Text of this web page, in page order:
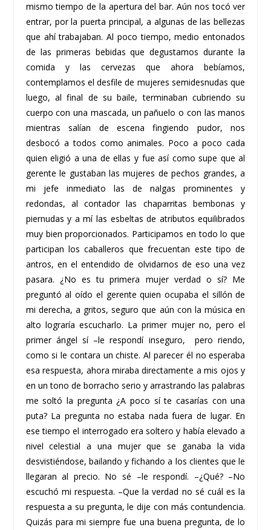
mismo tiempo de la apertura del bar. Aún nos tocó ver
entrar, por la puerta principal, a algunas de las bellezas
que ahí trabajaban. Al poco tiempo, medio entonados
de las primeras bebidas que degustamos durante la
comida y las cervezas que ahora bebíamos,
contemplamos el desfile de mujeres semidesnudas que
luego, al final de su baile, terminaban cubriendo su
cuerpo con una mascada, un pañuelo o con las manos
mientras salían de escena fingiendo pudor, nos
desbocó a todos como animales. Poco a poco cada
quien eligió a una de ellas y fue así como supe que al
gerente le gustaban las mujeres de pechos grandes, a
mi jefe inmediato las de nalgas prominentes y
redondas, al contador las chaparritas bembonas y
piernudas y a mí las esbeltas de atributos equilibrados
muy bien proporcionados. Participamos en todo lo que
participan los caballeros que frecuentan este tipo de
antros, en el entendido de olvidarnos de eso una vez
pasara. ¿No es tu primera mujer verdad o sí? Me
preguntó al oído el gerente quien ocupaba el sillón de
mi derecha, a gritos, seguro que aún con la música en
alto lograría escucharlo. La primer mujer no, pero el
primer ángel sí –le respondí inseguro, pero riendo,
como si le contara un chiste. Al parecer él no esperaba
esa respuesta, ahora miraba directamente a mis ojos y
en un tono de borracho serio y arrastrando las palabras
me soltó la pregunta ¿A poco sí te casarías con una
puta? La pregunta no estaba nada fuera de lugar. En
ese tiempo el interrogado era soltero y había elevado a
nivel celestial a una mujer que se ganaba la vida
desvistiéndose, bailando y fichando a los clientes que le
llegaran al precio. No sé –le respondí. –¿Qué? –No
escuchó mi respuesta. –Que la verdad no sé cuál es la
respuesta a su pregunta, le dije con más contundencia.
Quizás para mi siempre fue una buena pregunta, de lo